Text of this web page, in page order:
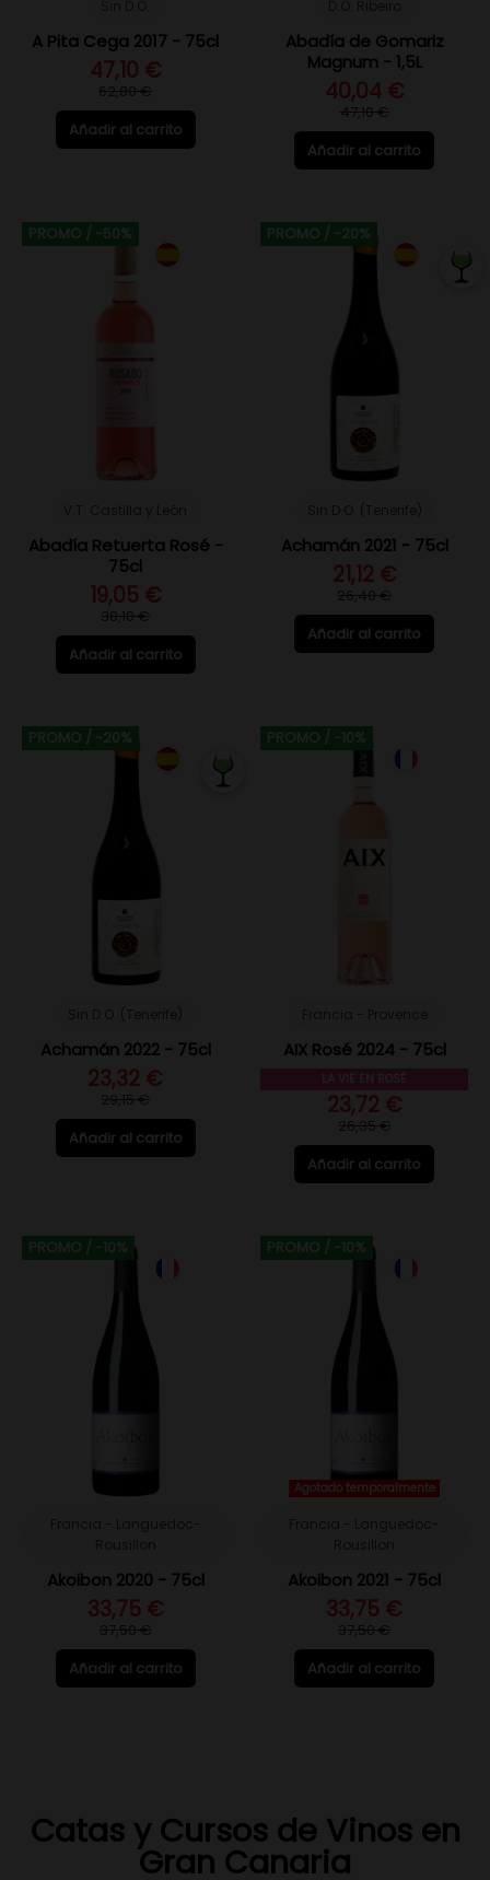
A Pita Cega 2017 - 75cl
47,10 €
62,80 €
Añadir al carrito
Abadía de Gomariz
Magnum - 1,5L
40,04 €
47,10 €
Añadir al carrito
PROMO / -50%
Abadía Retuerta Rosé -
75cl
19,05 €
38,10 €
Añadir al carrito
PROMO / -20%
Achamán 2021 - 75cl
21,12 €
26,40 €
Añadir al carrito
PROMO / -20%
Achamán 2022 - 75cl
23,32 €
29,15 €
Añadir al carrito
PROMO / -10%
AIX Rosé 2024 - 75cl
23,72 €
26,35 €
Añadir al carrito
PROMO / -10%
Akoibon 2020 - 75cl
33,75 €
37,50 €
Añadir al carrito
PROMO / -10%
Agotado temporalmente
Akoibon 2021 - 75cl
33,75 €
37,50 €
Añadir al carrito
Catas y Cursos de Vinos en
Gran Canaria